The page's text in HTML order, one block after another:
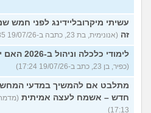
עשיתי מיקרובליידינג לפני חמש
זה (אנונימית, בת 23, כתבה ב-19/07/26 17:35)
לימודי כלכלה וניהול ב-2026 האם יהיה לי עתיד בזה?
(כפיר, בן 23, כתב ב-19/07/26 17:24)
מתלבט אם להמשיך במדעי
חדש – אשמח לעצה אמיתית
17:13)